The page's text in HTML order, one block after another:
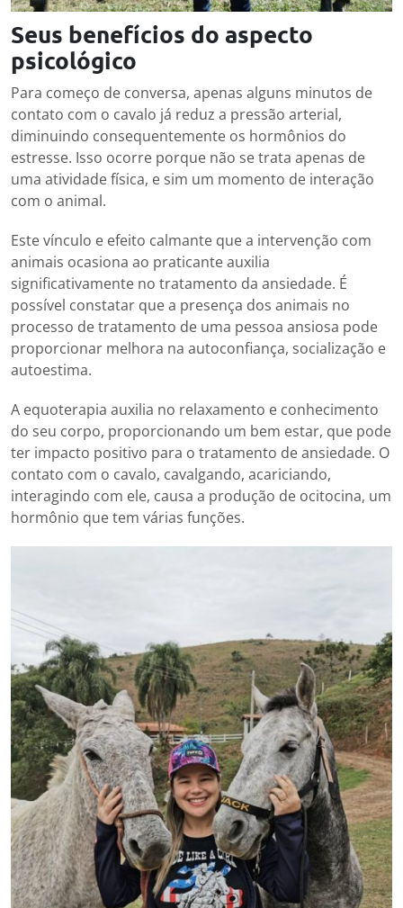
Seus benefícios do aspecto
psicológico
Para começo de conversa, apenas alguns minutos de
contato com o cavalo já reduz a pressão arterial,
diminuindo consequentemente os hormônios do
estresse. Isso ocorre porque não se trata apenas de
uma atividade física, e sim um momento de interação
com o animal.
Este vínculo e efeito calmante que a intervenção com
animais ocasiona ao praticante auxilia
significativamente no tratamento da ansiedade. É
possível constatar que a presença dos animais no
processo de tratamento de uma pessoa ansiosa pode
proporcionar melhora na autoconfiança, socialização e
autoestima.
A equoterapia auxilia no relaxamento e conhecimento
do seu corpo, proporcionando um bem estar, que pode
ter impacto positivo para o tratamento de ansiedade. O
contato com o cavalo, cavalgando, acariciando,
interagindo com ele, causa a produção de ocitocina, um
hormônio que tem várias funções.